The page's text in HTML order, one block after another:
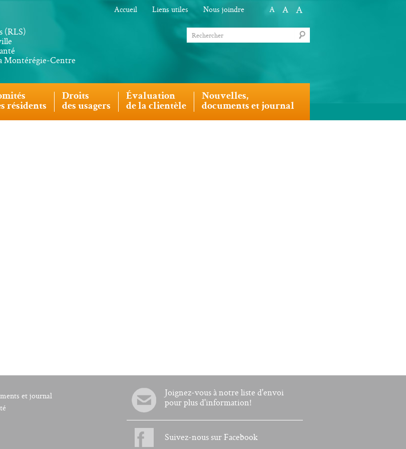
A A A
Accueil Liens utiles Nous joindre
(RLS)
Montérégie-Centre
résidents
Droits
des usagers
Évaluation
de la clientèle
Nouvelles,
documents et journal
et journal
Joignez-vous à notre liste d'envoi
pour plus d'information!
Suivez-nous sur Facebook